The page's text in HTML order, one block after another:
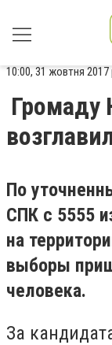
10:00, 31 жовтня 2017
Громаду
По
СПК с 5555
на
выборы
человека.
За